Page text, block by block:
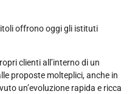
offrono oggi gli istituti
clienti all’interno di un
proposte molteplici, anche in
un’evoluzione rapida e ricca